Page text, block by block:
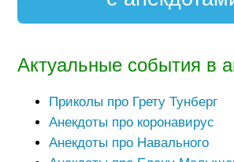
Актуальные события в
Приколы про Грету Тунберг
Анекдоты про коронавирус
Анекдоты про Навального